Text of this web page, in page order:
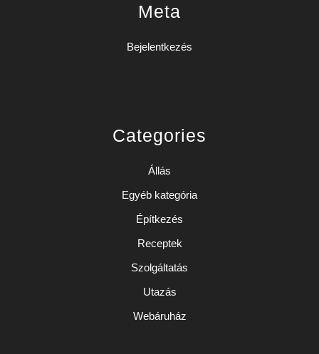
Meta
Bejelentkezés
Categories
Állás
Egyéb kategória
Építkezés
Receptek
Szolgáltatás
Utazás
Webáruház